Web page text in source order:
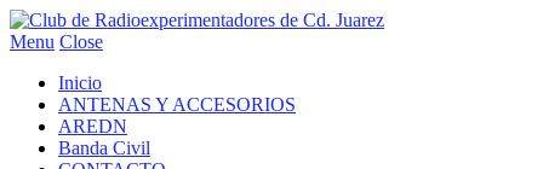
Menu Close
Inicio
ANTENAS Y ACCESORIOS
AREDN
Banda Civil